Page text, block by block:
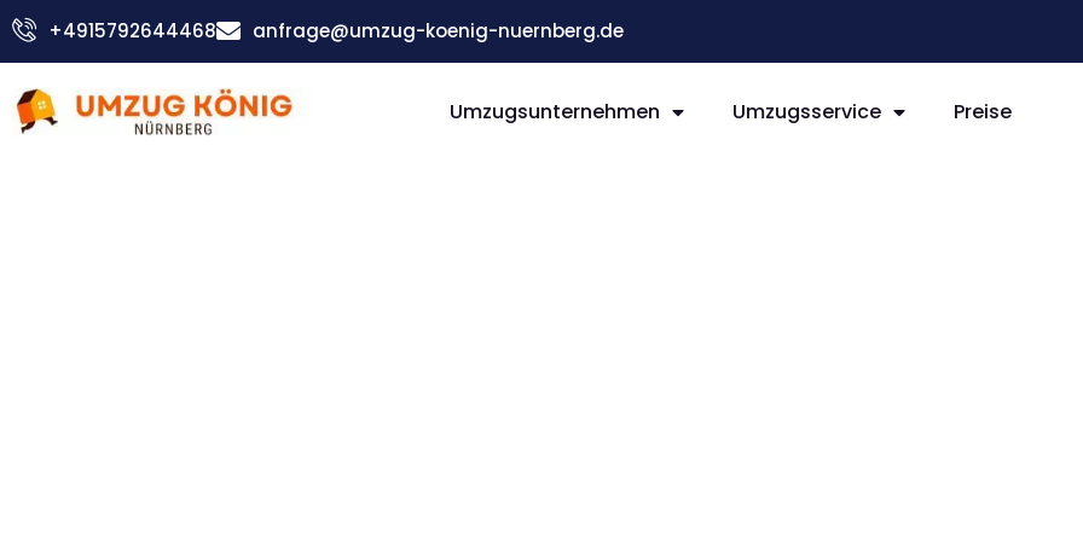
Zum
Inhalt
+4915792644468 anfrage@umzug-koenig-nuernberg.de
Umzugsunternehmen Umzugsservice Preise